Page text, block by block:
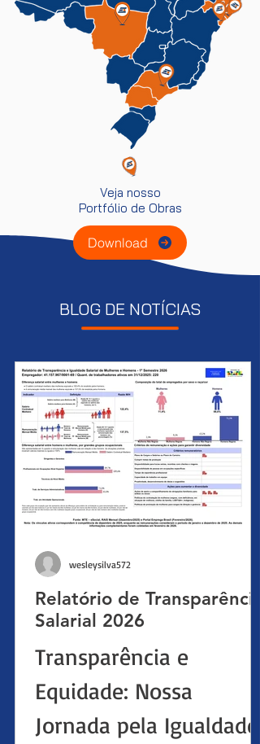
Veja nosso
Portfólio de Obras
Download
BLOG DE NOTÍCIAS
Relatório de Transparência
Salarial 2026
Transparência e
Equidade: Nossa
Jornada pela Igualdade
wesleysilva572